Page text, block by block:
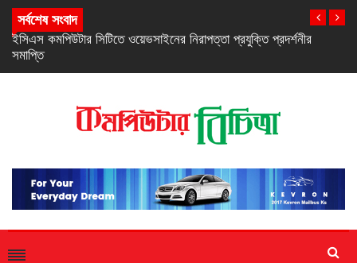
সর্বশেষ সংবাদ
নিরবচ্ছিন্ন পাওয়ার নিশ্চিতে রিয়েলমির নতুন সি-সিরিজ স্মার্টফোন